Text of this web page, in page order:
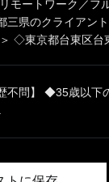
ートワーク／フ
三県のクライアン
◇東京都台東区台
不問】 ◆35歳以下